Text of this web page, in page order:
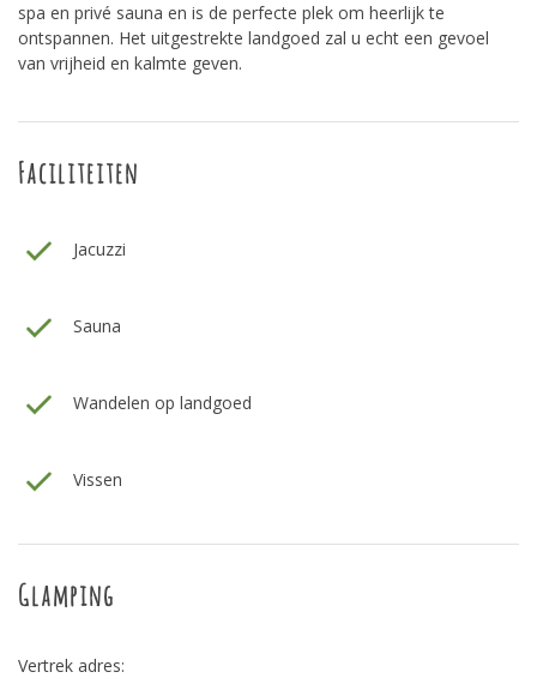
spa en privé sauna en is de perfecte plek om heerlijk te
ontspannen. Het uitgestrekte landgoed zal u echt een gevoel
van vrijheid en kalmte geven.
Faciliteiten
Jacuzzi
Sauna
Wandelen op landgoed
Vissen
Glamping
Vertrek adres: